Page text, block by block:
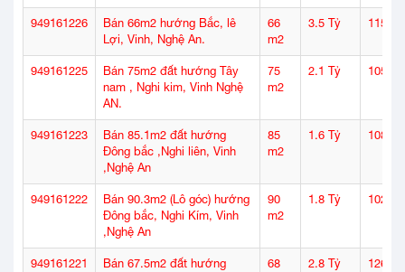
949161226
Bán 66m2 hướng Bắc, lê
Lợi, Vinh, Nghệ An.
66
m2
3.5 Tỷ 115
949161225
Bán 75m2 đất hướng Tây
nam , Nghi kim, Vinh Nghệ
AN.
75
m2
2.1 Tỷ 105
949161223
Bán 85.1m2 đất hướng
Đông bắc ,Nghi liên, Vinh
,Nghệ An
85
m2
1.6 Tỷ 108
949161222
Bán 90.3m2 (Lô góc) hướng
Đông bắc, Nghi Kím, Vinh
,Nghệ An
90
m2
1.8 Tỷ 102
949161221
Bán 67.5m2 đất hướng
68
2.8 Tỷ 126